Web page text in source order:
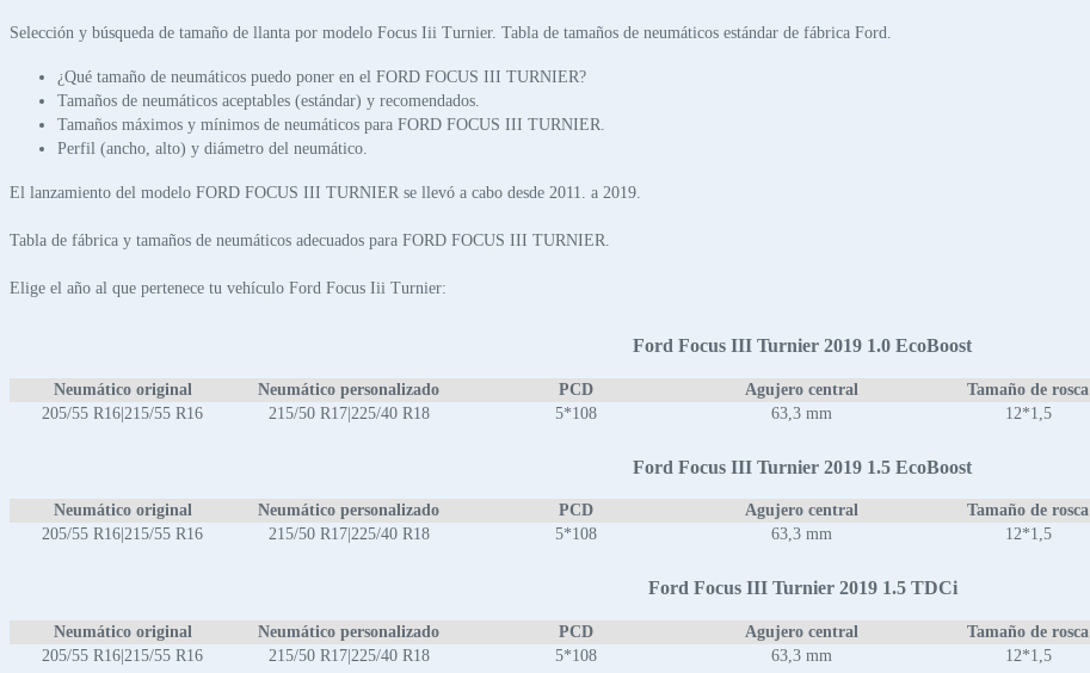
Selección y búsqueda de tamaño de llanta por modelo Focus Iii Turnier. Tabla de tamaños de neumáticos estándar de fábrica Ford.
¿Qué tamaño de neumáticos puedo poner en el FORD FOCUS III TURNIER?
Tamaños de neumáticos aceptables (estándar) y recomendados.
Tamaños máximos y mínimos de neumáticos para FORD FOCUS III TURNIER.
Perfil (ancho, alto) y diámetro del neumático.
El lanzamiento del modelo FORD FOCUS III TURNIER se llevó a cabo desde 2011. a 2019.
Tabla de fábrica y tamaños de neumáticos adecuados para FORD FOCUS III TURNIER.
Elige el año al que pertenece tu vehículo Ford Focus Iii Turnier:
Ford Focus III Turnier 2019 1.0 EcoBoost
Neumático original Neumático personalizado PCD Agujero central Tamaño de rosca
205/55 R16|215/55 R16
215/50 R17|225/40 R18 5*108 63,3 mm 12*1,5
Ford Focus III Turnier 2019 1.5 EcoBoost
Neumático original Neumático personalizado PCD Agujero central Tamaño de rosca
205/55 R16|215/55 R16
215/50 R17|225/40 R18 5*108 63,3 mm 12*1,5
Ford Focus III Turnier 2019 1.5 TDCi
Neumático original Neumático personalizado PCD Agujero central Tamaño de rosca
205/55 R16|215/55 R16
215/50 R17|225/40 R18 5*108 63,3 mm 12*1,5